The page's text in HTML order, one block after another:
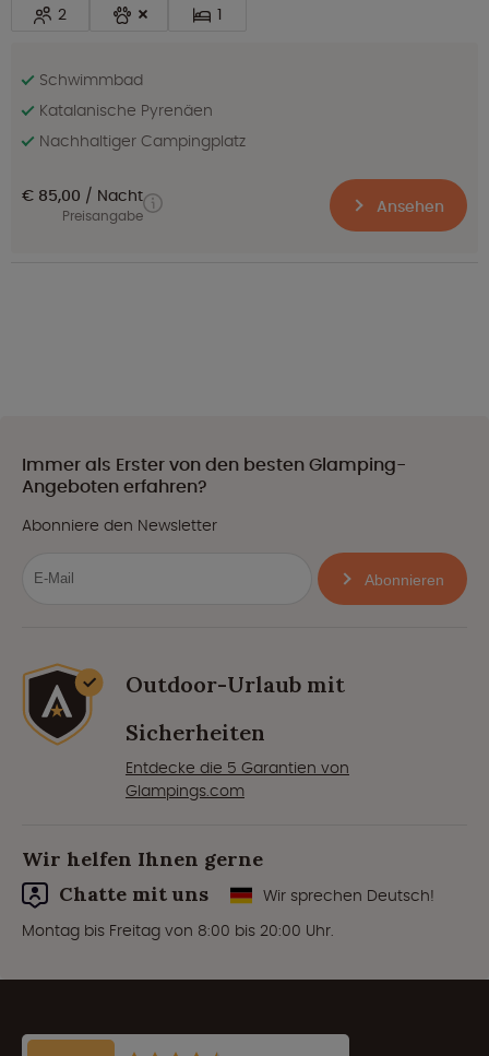
2 1
Schwimmbad
Katalanische Pyrenäen
Nachhaltiger Campingplatz
€ 85,00 Nacht
Preisangabe Ansehen
Immer als Erster von den besten Glamping-
Angeboten erfahren?
Abonniere den Newsletter
Abonnieren
Outdoor-Urlaub mit
Sicherheiten
Entdecke die 5 Garantien von
Glampings.com
Wir helfen Ihnen gerne
Chatte mit uns
Wir sprechen Deutsch!
Montag bis Freitag von 8:00 bis 20:00 Uhr.